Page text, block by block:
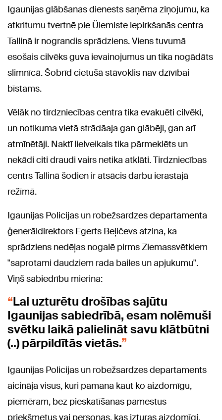
Igaunijas glābšanas dienests saņēma ziņojumu, ka
atkritumu tvertnē pie Ülemiste iepirkšanās centra
Tallinā ir nograndis sprādziens. Viens tuvumā
esošais cilvēks guva ievainojumus un tika nogādāts
slimnīcā. Šobrīd cietušā stāvoklis nav dzīvībai
bīstams.
Vēlāk no tirdzniecības centra tika evakuēti cilvēki,
un notikuma vietā strādāaja gan glābēji, gan arī
atmīnētāji. Naktī lielveikals tika pārmeklēts un
nekādi citi draudi vairs netika atklāti. Tirdzniecības
centrs Tallinā šodien ir atsācis darbu ierastajā
režīmā.
Igaunijas Policijas un robežsardzes departamenta
ģenerāldirektors Egerts Beļičevs atzina, ka
sprādziens nedēļas nogalē pirms Ziemassvētkiem
"saprotami daudziem rada bailes un apjukumu".
Viņš sabiedrību mierina:
Lai uzturētu drošības sajūtu
Igaunijas sabiedrībā, esam nolēmuši
svētku laikā palielināt savu klātbūtni
(..) pārpildītās vietās.
Igaunijas Policijas un robežsardzes departaments
aicināja visus, kuri pamana kaut ko aizdomīgu,
piemēram, bez pieskatīšanas pamestus
priekšmetus vai personas, kas izturas aizdomīgi,